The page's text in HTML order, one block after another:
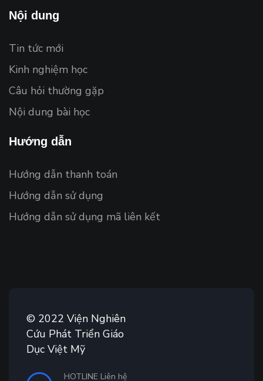
Nội dung
Tin tức mới
Kinh nghiệm học
Câu hỏi thường gặp
Nội dung bài học
Hướng dẫn
Hướng dẫn thanh toán
Hướng dẫn sử dụng
Hướng dẫn sử dụng mã liên kết
© 2022 Viện Nghiên
Cứu Phát Triển Giáo
Dục Việt Mỹ
HOTLINE Liên hệ